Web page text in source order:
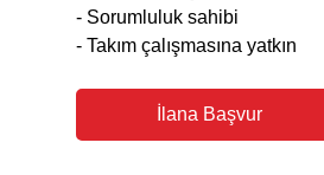
- Sorumluluk sahibi
- Takım çalışmasına yatkın
İlana Başvur